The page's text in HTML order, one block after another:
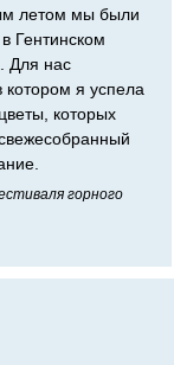
летом мы были
Гентинском
Для нас
котором я успела
которых
горного